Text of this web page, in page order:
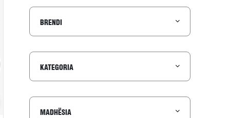
në wishlist
BRENDI
KATEGORIA
MADHËSIA